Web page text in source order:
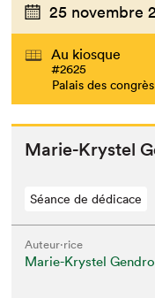
25 novembre
Au kiosque
#2625
Palais des
Marie-Krys­tel
Séance de dédicace
Auteur·rice
Marie-Krystel